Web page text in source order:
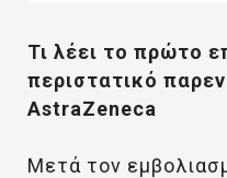
Τι λέει το πρώτο
περιστατικό
AstraZeneca
Μετά τον